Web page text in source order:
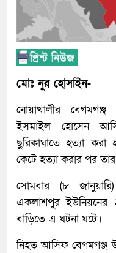
মোঃ নুর হোসাইন-
নোয়াখালীর
ইসমাইল হোসেন
ছুরিকাঘাতে হত্যা করা
কেটে হত্যা করার পর
সোমবার (৮
একলাশপুর ইউনিয়নের
বাড়িতে এ ঘটনা ঘটে।
নিহত আসিফ বেগমগঞ্জ